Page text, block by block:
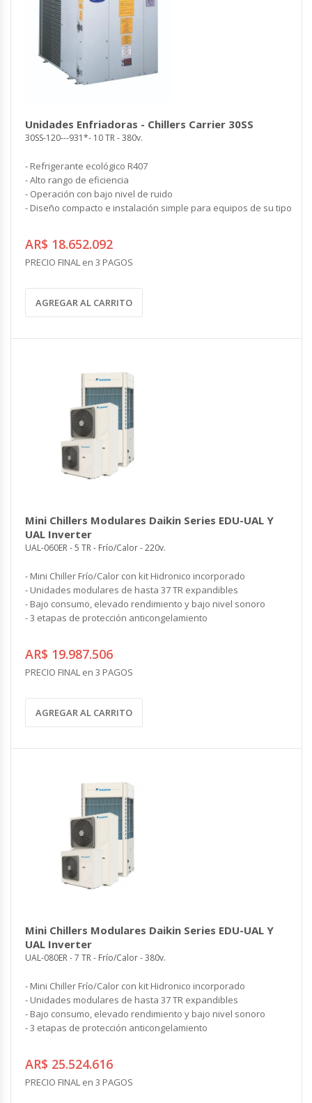
Unidades Enfriadoras - Chillers Carrier 30SS
30SS-120---931*- 10 TR - 380v.
- Refrigerante ecológico R407
- Alto rango de eficiencia
- Operación con bajo nivel de ruido
- Diseño compacto e instalación simple para equipos de su tipo
AR$ 18.652.092
PRECIO FINAL en 3 PAGOS
AGREGAR AL CARRITO
Mini Chillers Modulares Daikin Series EDU-UAL Y
UAL Inverter
UAL-060ER - 5 TR - Frío/Calor - 220v.
- Mini Chiller Frío/Calor con kit Hidronico incorporado
- Unidades modulares de hasta 37 TR expandibles
- Bajo consumo, elevado rendimiento y bajo nivel sonoro
- 3 etapas de protección anticongelamiento
AR$ 19.987.506
PRECIO FINAL en 3 PAGOS
AGREGAR AL CARRITO
Mini Chillers Modulares Daikin Series EDU-UAL Y
UAL Inverter
UAL-080ER - 7 TR - Frío/Calor - 380v.
- Mini Chiller Frío/Calor con kit Hidronico incorporado
- Unidades modulares de hasta 37 TR expandibles
- Bajo consumo, elevado rendimiento y bajo nivel sonoro
- 3 etapas de protección anticongelamiento
AR$ 25.524.616
PRECIO FINAL en 3 PAGOS